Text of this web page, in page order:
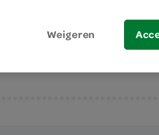
om in je mond te laten
Weigeren